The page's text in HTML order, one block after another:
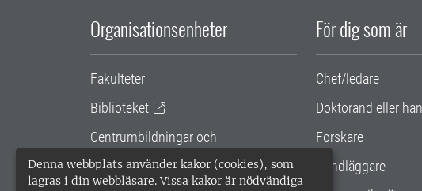
Denna webbplats använder kakor (cookies), som
lagras i din webbläsare. Vissa kakor är nödvändiga
Organisationsenheter
Fakulteter
Biblioteket
Centrumbildningar och
samarbetsprojekt
Gemensamma verksamhetsstödet
För dig som är
Chef/ledare
Doktorand eller
Forskare
Handläggare